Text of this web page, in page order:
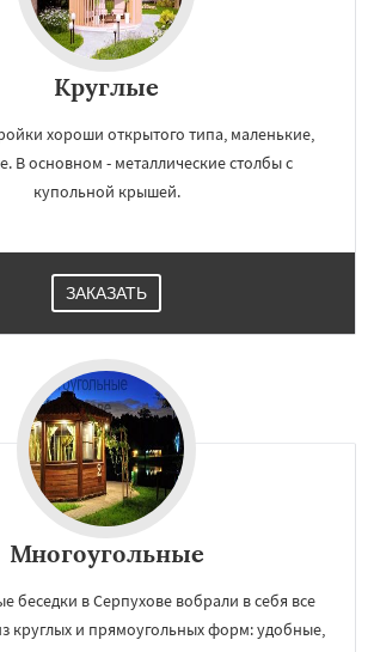
Круглые
хороши открытого типа, маленькие,
В основном - металлические столбы с
купольной крышей.
ЗАКАЗАТЬ
Многоугольные
беседки в Серпухове вобрали в себя все
круглых и прямоугольных форм: удобные,